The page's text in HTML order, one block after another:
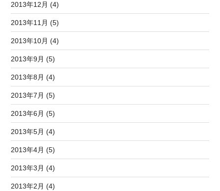
2013年12月 (4)
2013年11月 (5)
2013年10月 (4)
2013年9月 (5)
2013年8月 (4)
2013年7月 (5)
2013年6月 (5)
2013年5月 (4)
2013年4月 (5)
2013年3月 (4)
2013年2月 (4)